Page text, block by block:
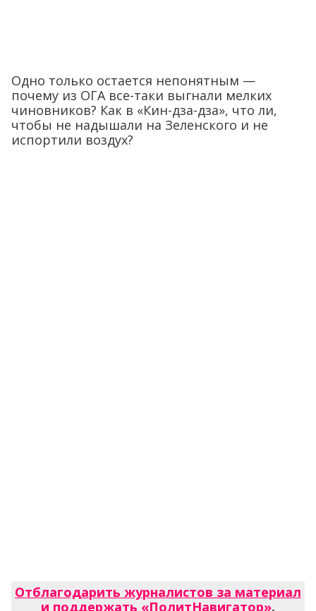
Одно только остается непонятным —
почему из ОГА все-таки выгнали мелких
чиновников? Как в «Кин-дза-дза», что ли,
чтобы не надышали на Зеленского и не
испортили воздух?
Отблагодарить журналистов за материал
и поддержать «ПолитНавигатор».